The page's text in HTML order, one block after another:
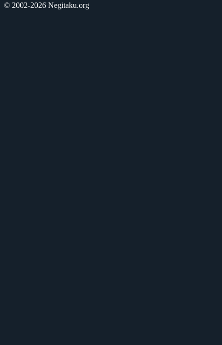
© 2002-2026 Negitaku.org